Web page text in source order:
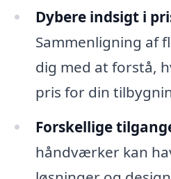
Dybere indsigt i
Sammenligning af
dig med at forstå,
pris for din
Forskellige
håndværker kan